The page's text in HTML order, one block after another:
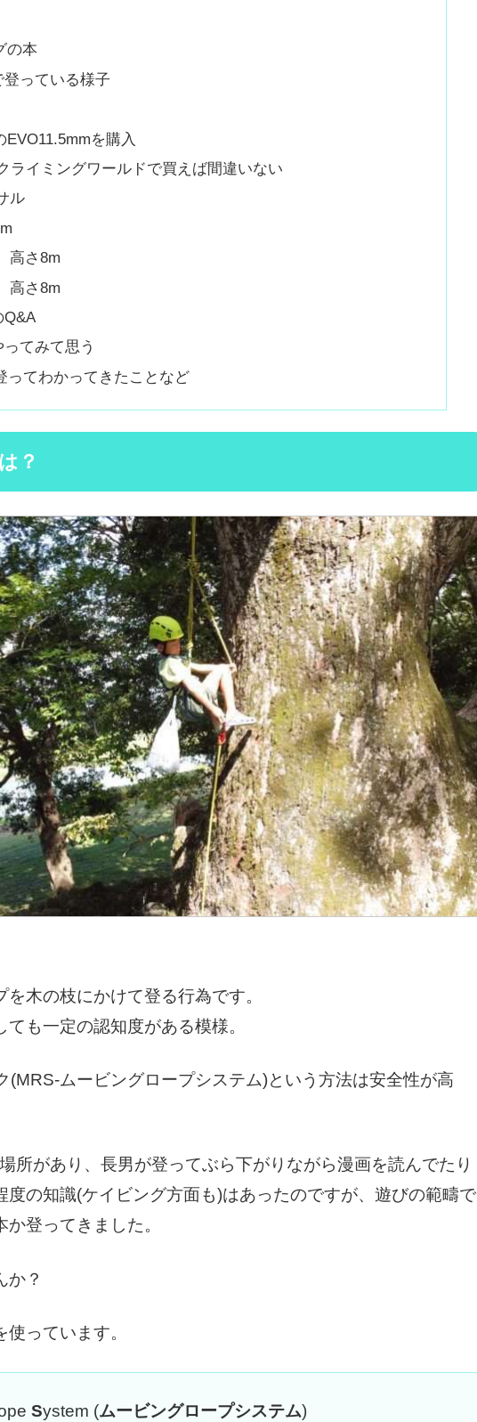
の本
っている様子
を購入
ライミングワールドで買えば間違いない
ル
高さ8m
高さ8m
Q&A
てみて思う
ってわかってきたことなど
？
木の枝にかけて登る行為です。
も一定の認知度がある模様。
(MRS-ムービングロープシステム)という方法は安全性が高
所があり、長男が登ってぶら下がりながら漫画を読んでたり
度の知識(ケイビング方面も)はあったのですが、遊びの範疇で
登ってきました。
か？
っています。
System (ムービングロープシステム)